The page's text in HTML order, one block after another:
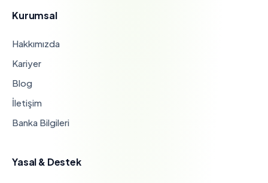
Kurumsal
Hakkımızda
Kariyer
Blog
İletişim
Banka Bilgileri
Yasal & Destek